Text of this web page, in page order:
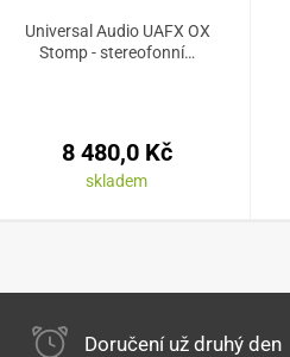
Universal Audio UAFX OX
Stomp - stereofonní…
8 480,0 Kč
skladem
Doručení už druhý den